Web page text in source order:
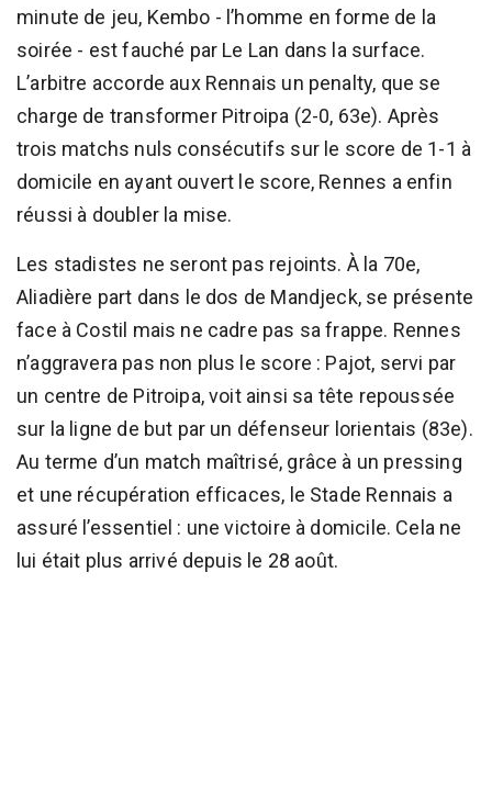
minute de jeu, Kembo - l’homme en forme de la
soirée - est fauché par Le Lan dans la surface.
L’arbitre accorde aux Rennais un penalty, que se
charge de transformer Pitroipa (2-0, 63e). Après
trois matchs nuls consécutifs sur le score de 1-1 à
domicile en ayant ouvert le score, Rennes a enfin
réussi à doubler la mise.
Les stadistes ne seront pas rejoints. À la 70e,
Aliadière part dans le dos de Mandjeck, se présente
face à Costil mais ne cadre pas sa frappe. Rennes
n’aggravera pas non plus le score : Pajot, servi par
un centre de Pitroipa, voit ainsi sa tête repoussée
sur la ligne de but par un défenseur lorientais (83e).
Au terme d’un match maîtrisé, grâce à un pressing
et une récupération efficaces, le Stade Rennais a
assuré l’essentiel : une victoire à domicile. Cela ne
lui était plus arrivé depuis le 28 août.